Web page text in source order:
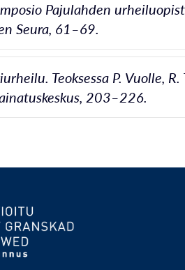
Pajulahden
Seura, 61–69.
Teoksessa P. Vuolle,
203–226.